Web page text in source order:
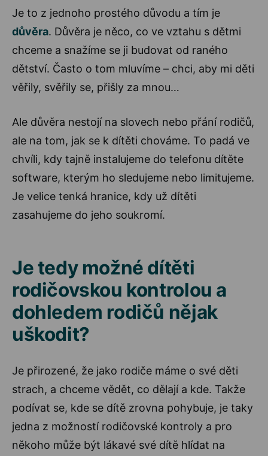
Je to z jednoho prostého důvodu a tím je
důvěra. Důvěra je něco, co ve vztahu s dětmi
chceme a snažíme se ji budovat od raného
dětství. Často o tom mluvíme – chci, aby mi děti
věřily, svěřily se, přišly za mnou…
Ale důvěra nestojí na slovech nebo přání rodičů,
ale na tom, jak se k dítěti chováme. To padá ve
chvíli, kdy tajně instalujeme do telefonu dítěte
software, kterým ho sledujeme nebo limitujeme.
Je velice tenká hranice, kdy už dítěti
zasahujeme do jeho soukromí.
Je tedy možné dítěti
rodičovskou kontrolou a
dohledem rodičů nějak
uškodit?
Je přirozené, že jako rodiče máme o své děti
strach, a chceme vědět, co dělají a kde. Takže
podívat se, kde se dítě zrovna pohybuje, je taky
jedna z možností rodičovské kontroly a pro
někoho může být lákavé své dítě hlídat na